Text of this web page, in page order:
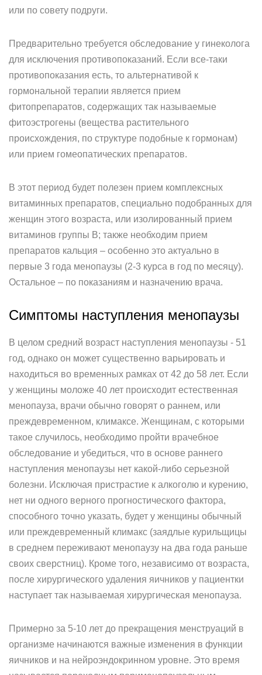
или по совету подруги.
Предварительно требуется обследование у гинеколога
для исключения противопоказаний. Если все-таки
противопоказания есть, то альтернативой к
гормональной терапии является прием
фитопрепаратов, содержащих так называемые
фитоэстрогены (вещества растительного
происхождения, по структуре подобные к гормонам)
или прием гомеопатических препаратов.
В этот период будет полезен прием комплексных
витаминных препаратов, специально подобранных для
женщин этого возраста, или изолированный прием
витаминов группы В; также необходим прием
препаратов кальция – особенно это актуально в
первые 3 года менопаузы (2-3 курса в год по месяцу).
Остальное – по показаниям и назначению врача.
Симптомы наступления менопаузы
В целом средний возраст наступления менопаузы - 51
год, однако он может существенно варьировать и
находиться во временных рамках от 42 до 58 лет. Если
у женщины моложе 40 лет происходит естественная
менопауза, врачи обычно говорят о раннем, или
преждевременном, климаксе. Женщинам, с которыми
такое случилось, необходимо пройти врачебное
обследование и убедиться, что в основе раннего
наступления менопаузы нет какой-либо серьезной
болезни. Исключая пристрастие к алкоголю и курению,
нет ни одного верного прогностического фактора,
способного точно указать, будет у женщины обычный
или преждевременный климакс (заядлые курильщицы
в среднем переживают менопаузу на два года раньше
своих сверстниц). Кроме того, независимо от возраста,
после хирургического удаления яичников у пациентки
наступает так называемая хирургическая менопауза.
Примерно за 5-10 лет до прекращения менструаций в
организме начинаются важные изменения в функции
яичников и на нейроэндокринном уровне. Это время